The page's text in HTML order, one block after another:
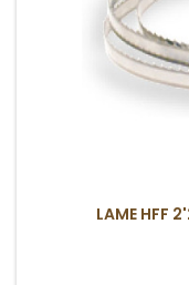
LAME HFF